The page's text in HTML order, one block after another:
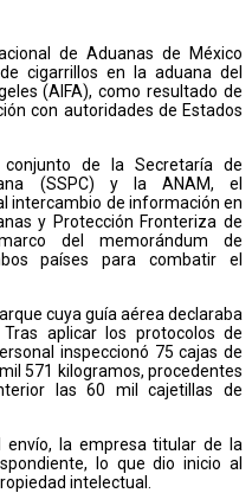
de Aduanas de México
cigarrillos en la aduana del
(AIFA), como resultado de
con autoridades de Estados
de la Secretaría de
(SSPC) y la ANAM, el
intercambio de información en
y Protección Fronteriza de
del memorándum de
países para combatir el
cuya guía aérea declaraba
aplicar los protocolos de
inspeccionó 75 cajas de
571 kilogramos, procedentes
las 60 mil cajetillas de
envío, la empresa titular de la
lo que dio inicio al
intelectual.